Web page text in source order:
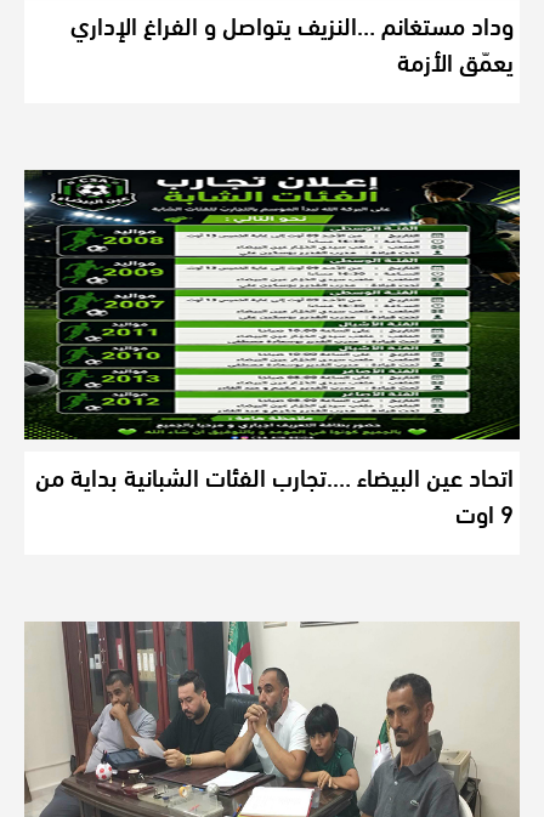
وداد مستغانم …النزيف يتواصل و الفراغ الإداري
يعمّق الأزمة
اتحاد عين البيضاء ….تجارب الفئات الشبانية بداية من
9 اوت